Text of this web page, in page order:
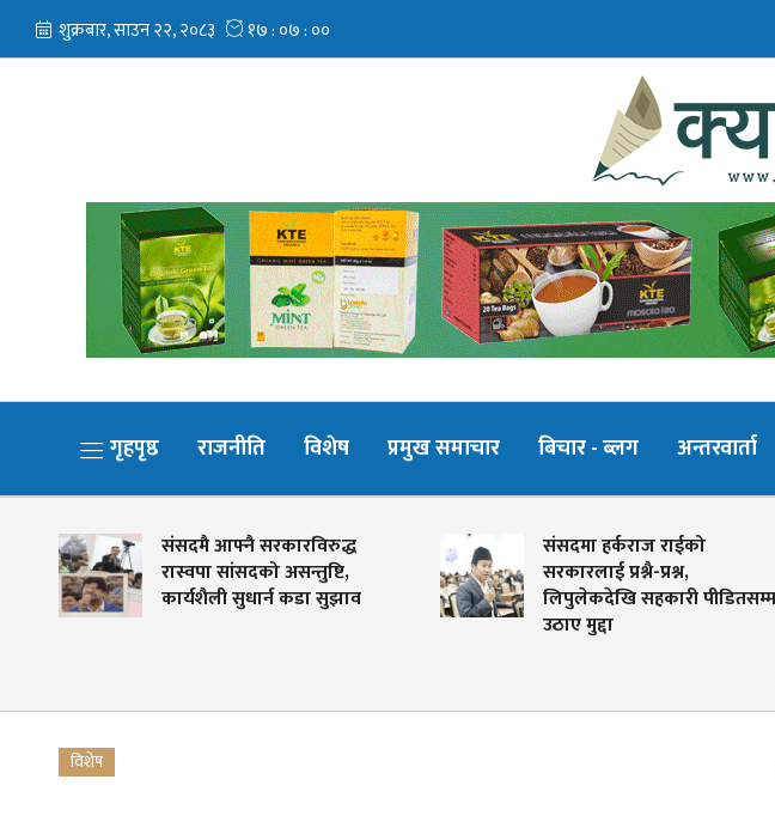
गृहपृष्ठ राजनीति विशेष प्रमुख समाचार बिचार - ब्लग अन्तरवार्ता
संसदमै आफ्नै सरकारविरुद्ध
रास्वपा सांसदको असन्तुष्टि,
कार्यशैली सुधार्न कडा सुझाव
संसदमा हर्कराज राईको
सरकारलाई प्रश्नै-प्रश्न,
लिपुलेकदेखि सहकारी पीडितसम्म
उठाए मुद्दा
विशेष